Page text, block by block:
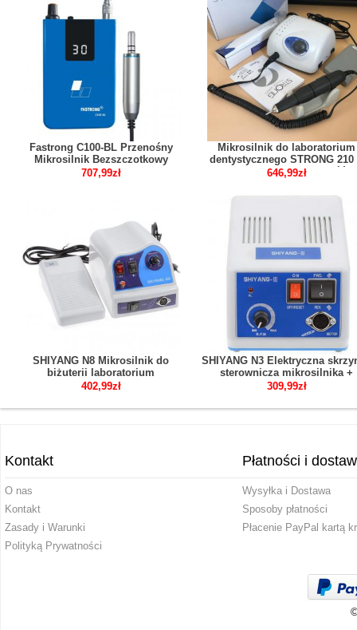
Fastrong C100-BL Przenośny
Mikrosilnik Bezszczotkowy
Stomatologiczny 30000 obr./min
707,99zł
Mikrosilnik do laboratorium
dentystycznego STRONG 210
STRONG 102L Rękojeść
646,99zł
SHIYANG N8 Mikrosilnik do
biżuterii laboratorium
dentystycznego Kompatybilny z
402,99zł
SHIYANG N3 Elektryczna
sterownicza mikrosilnika +
przełącznik nożny
309,99zł
Kontakt
O nas
Kontakt
Zasady i Warunki
Polityką Prywatności
Płatności i
Wysyłka i Dostawa
Sposoby płatności
Płacenie PayPal kartą